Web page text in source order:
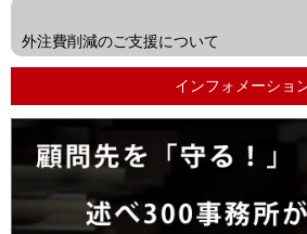
前
の
外注費削減のご支援について
インフォメーショ